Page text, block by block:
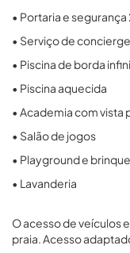
• Portaria e segurança
• Serviço de concierge
• Piscina de borda
• Piscina aquecida
• Academia com vista
• Salão de jogos
• Playground e
• Lavanderia
O acesso de veículos
praia. Acesso